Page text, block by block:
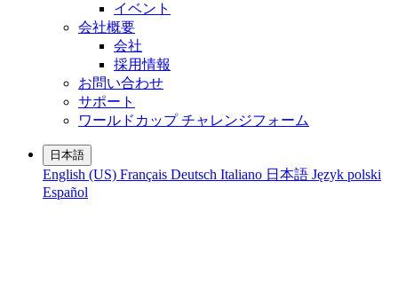
イベント
会社概要
会社
採用情報
お問い合わせ
サポート
ワールドカップ チャレンジフォーム
日本語
English (US) Français Deutsch Italiano 日本語 Język polski
Español